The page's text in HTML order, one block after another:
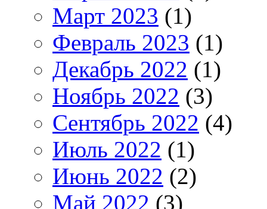
Март 2023 (1)
Февраль 2023 (1)
Декабрь 2022 (1)
Ноябрь 2022 (3)
Сентябрь 2022 (4)
Июль 2022 (1)
Июнь 2022 (2)
Май 2022 (3)